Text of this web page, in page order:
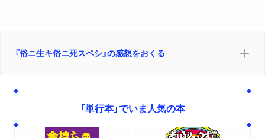
『俗ニ生キ俗ニ死スベシ』の感想をおくる
「単行本」でいま人気の本